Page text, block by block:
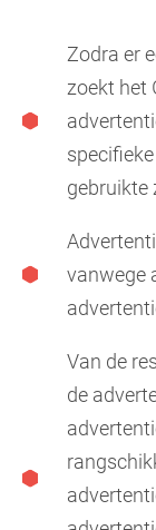
Zodra er
zoekt het
gebruikte
vanwege
Van de
de